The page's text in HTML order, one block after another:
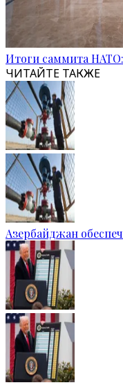
Итоги саммита
ЧИТАЙТЕ ТАКЖЕ
Азербайджан